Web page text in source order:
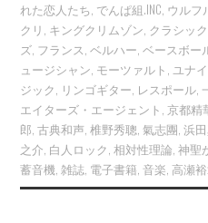
れた恋人たち, でんぱ組.INC, ウルフ
クリ , キングクリムゾン, クラシック
ズ, フランス,ベルハー,ベースボー
ュージシャン, モーツァルト ,ユナ
ジック, リンゴギター, レスポール,
エイターズ・エージェント ,京都精
郎,古典和声,椎野秀聰,氣志團,浜
之介, 白人ロック,相対性理論,神聖
蓄音機,雑誌, 電子書籍,音楽,高瀬